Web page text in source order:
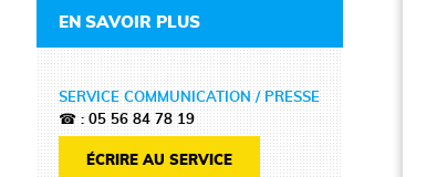
EN SAVOIR PLUS
SERVICE COMMUNICATION / PRESSE
☎ : 05 56 84 78 19
ÉCRIRE AU SERVICE